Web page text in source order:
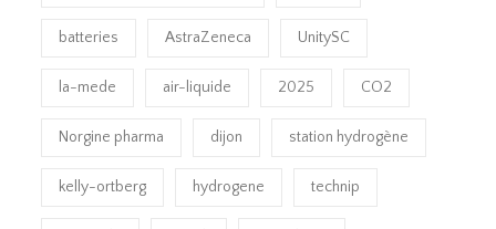
batteries AstraZeneca UnitySC
la-mede air-liquide 2025 CO2
Norgine pharma dijon station hydrogène
kelly-ortberg hydrogene technip